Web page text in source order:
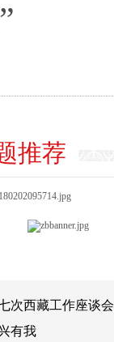
推荐
次西藏工作座谈会
有我